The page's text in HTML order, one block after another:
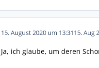
15. August 2020 um 13:3115. Aug
Ja, ich glaube, um deren